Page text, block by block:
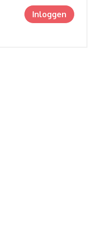
Inloggen